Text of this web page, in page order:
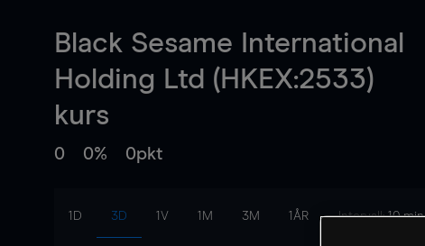
Black Sesame International
Holding Ltd (HKEX:2533)
kurs
0 0% 0pkt
1D 3D 1V 1M 3M 1ÅR Intervall:10 min